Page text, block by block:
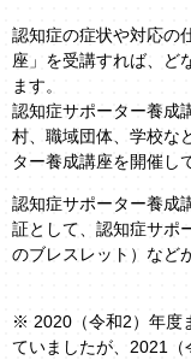
認知症の症状や対応の
座」を受講すれば、ど
ます。
認知症サポーター養成
村、職域団体、学校な
ター養成講座を開催し
認知症サポーター養成
証として、認知症サポ
のブレスレット）など
※ 2020（令和2）年度
ていましたが、2021